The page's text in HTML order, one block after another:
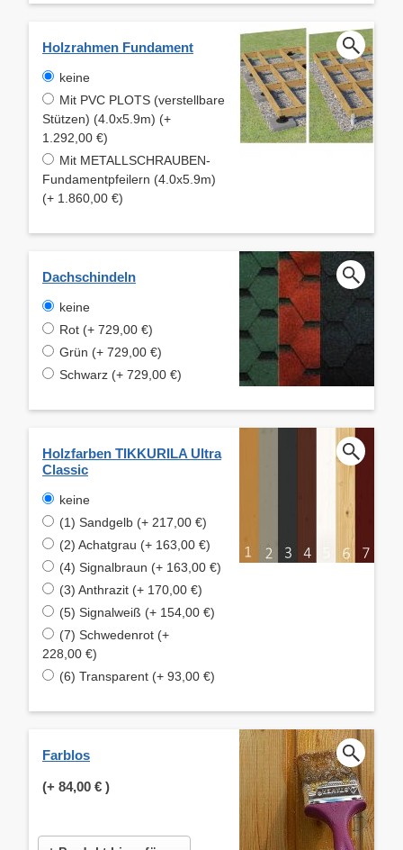
Holzrahmen Fundament
keine
Mit PVC PLOTS (verstellbare
Stützen) (4.0x5.9m) (+
1.292,00 €)
Mit METALLSCHRAUBEN-
Fundamentpfeilern (4.0x5.9m)
(+ 1.860,00 €)
Dachschindeln
keine
Rot (+ 729,00 €)
Grün (+ 729,00 €)
Schwarz (+ 729,00 €)
Holzfarben TIKKURILA Ultra
Classic
keine
(1) Sandgelb (+ 217,00 €)
(2) Achatgrau (+ 163,00 €)
(4) Signalbraun (+ 163,00 €)
(3) Anthrazit (+ 170,00 €)
(5) Signalweiß (+ 154,00 €)
(7) Schwedenrot (+
228,00 €)
(6) Transparent (+ 93,00 €)
Farblos
(+ 84,00 € )